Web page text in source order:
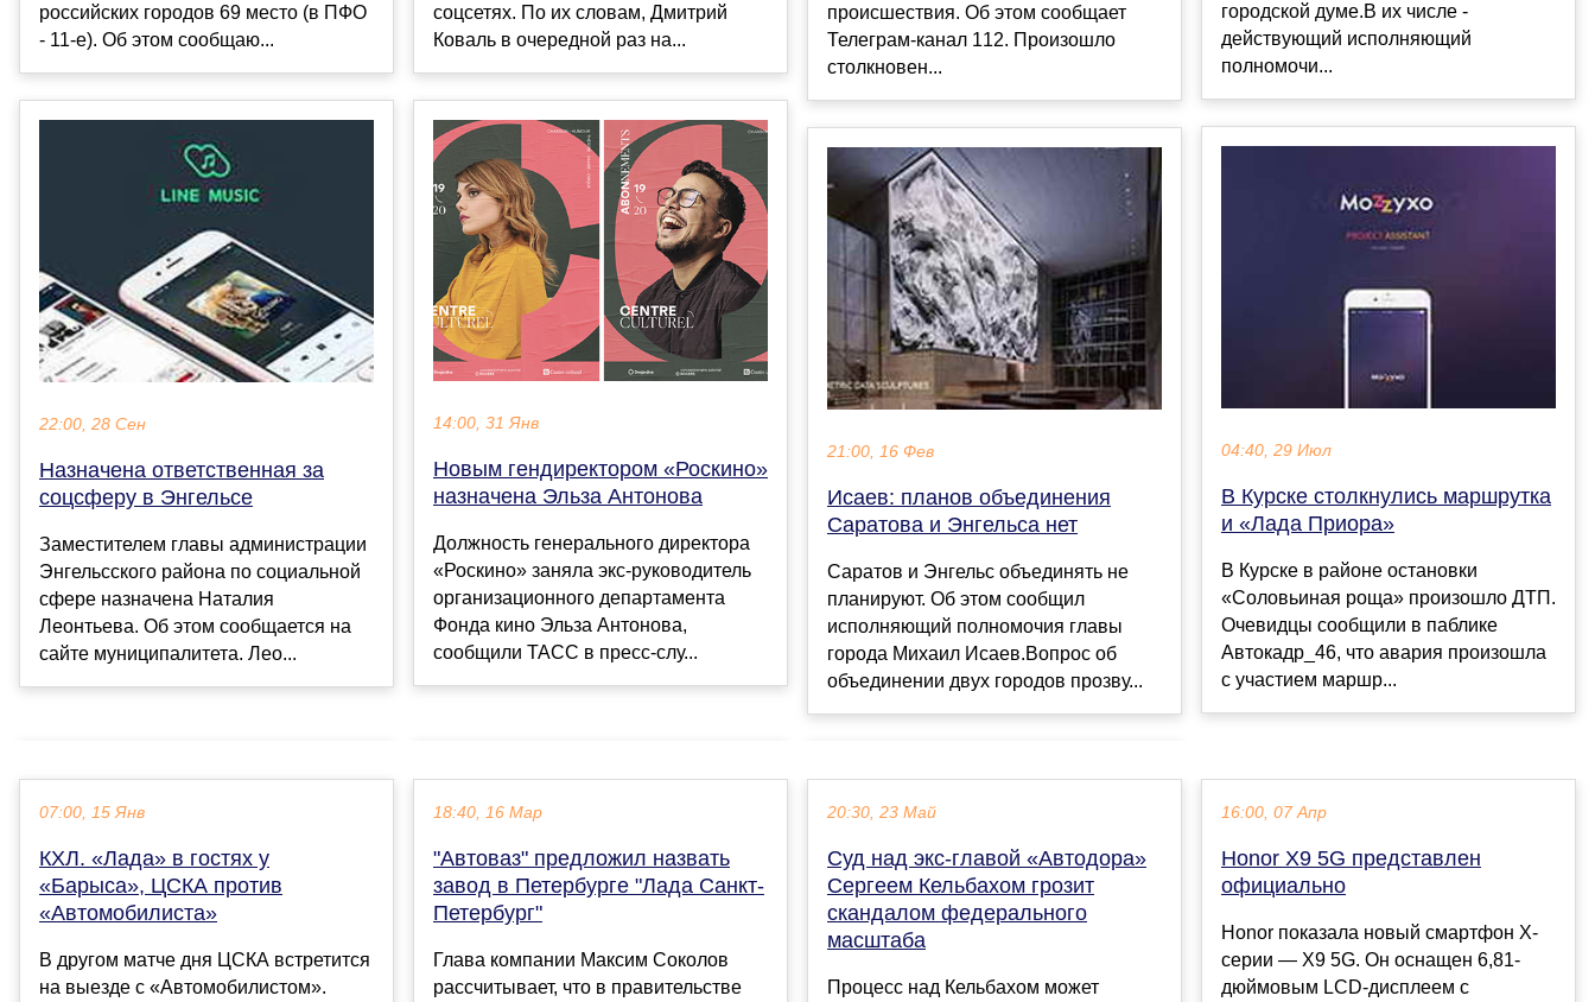
российских городов 69 место (в ПФО
- 11-е). Об этом сообщаю...
22:00, 28 Сен
Назначена ответственная за
соцсферу в Энгельсе
Заместителем главы администрации
Энгельсского района по социальной
сфере назначена Наталия
Леонтьева. Об этом сообщается на
сайте муниципалитета. Лео...
соцсетях. По их словам, Дмитрий
Коваль в очередной раз на...
14:00, 31 Янв
Новым гендиректором «Роскино»
назначена Эльза Антонова
Должность генерального директора
«Роскино» заняла экс-руководитель
организационного департамента
Фонда кино Эльза Антонова,
сообщили ТАСС в пресс-слу...
происшествия. Об этом сообщает
Телеграм-канал 112. Произошло
столкновен...
21:00, 16 Фев
Исаев: планов объединения
Саратова и Энгельса нет
Саратов и Энгельс объединять не
планируют. Об этом сообщил
исполняющий полномочия главы
города Михаил Исаев.Вопрос об
объединении двух городов прозву...
городской думе.В их числе -
действующий исполняющий
полномочи...
04:40, 29 Июл
В Курске столкнулись маршрутка
и «Лада Приора»
В Курске в районе остановки
«Соловьиная роща» произошло ДТП.
Очевидцы сообщили в паблике
Автокадр_46, что авария произошла
с участием маршр...
07:00, 15 Янв
КХЛ. «Лада» в гостях у
«Барыса», ЦСКА против
«Автомобилиста»
В другом матче дня ЦСКА встретится
на выезде с «Автомобилистом».
18:40, 16 Мар
"Автоваз" предложил назвать
завод в Петербурге "Лада Санкт-
Петербург"
Глава компании Максим Соколов
рассчитывает, что в правительстве
20:30, 23 Май
Суд над экс-главой «Автодора»
Сергеем Кельбахом грозит
скандалом федерального
масштаба
Процесс над Кельбахом может
16:00, 07 Апр
Honor X9 5G представлен
официально
Honor показала новый смартфон X-
серии — X9 5G. Он оснащен 6,81-
дюймовым LCD-дисплеем с